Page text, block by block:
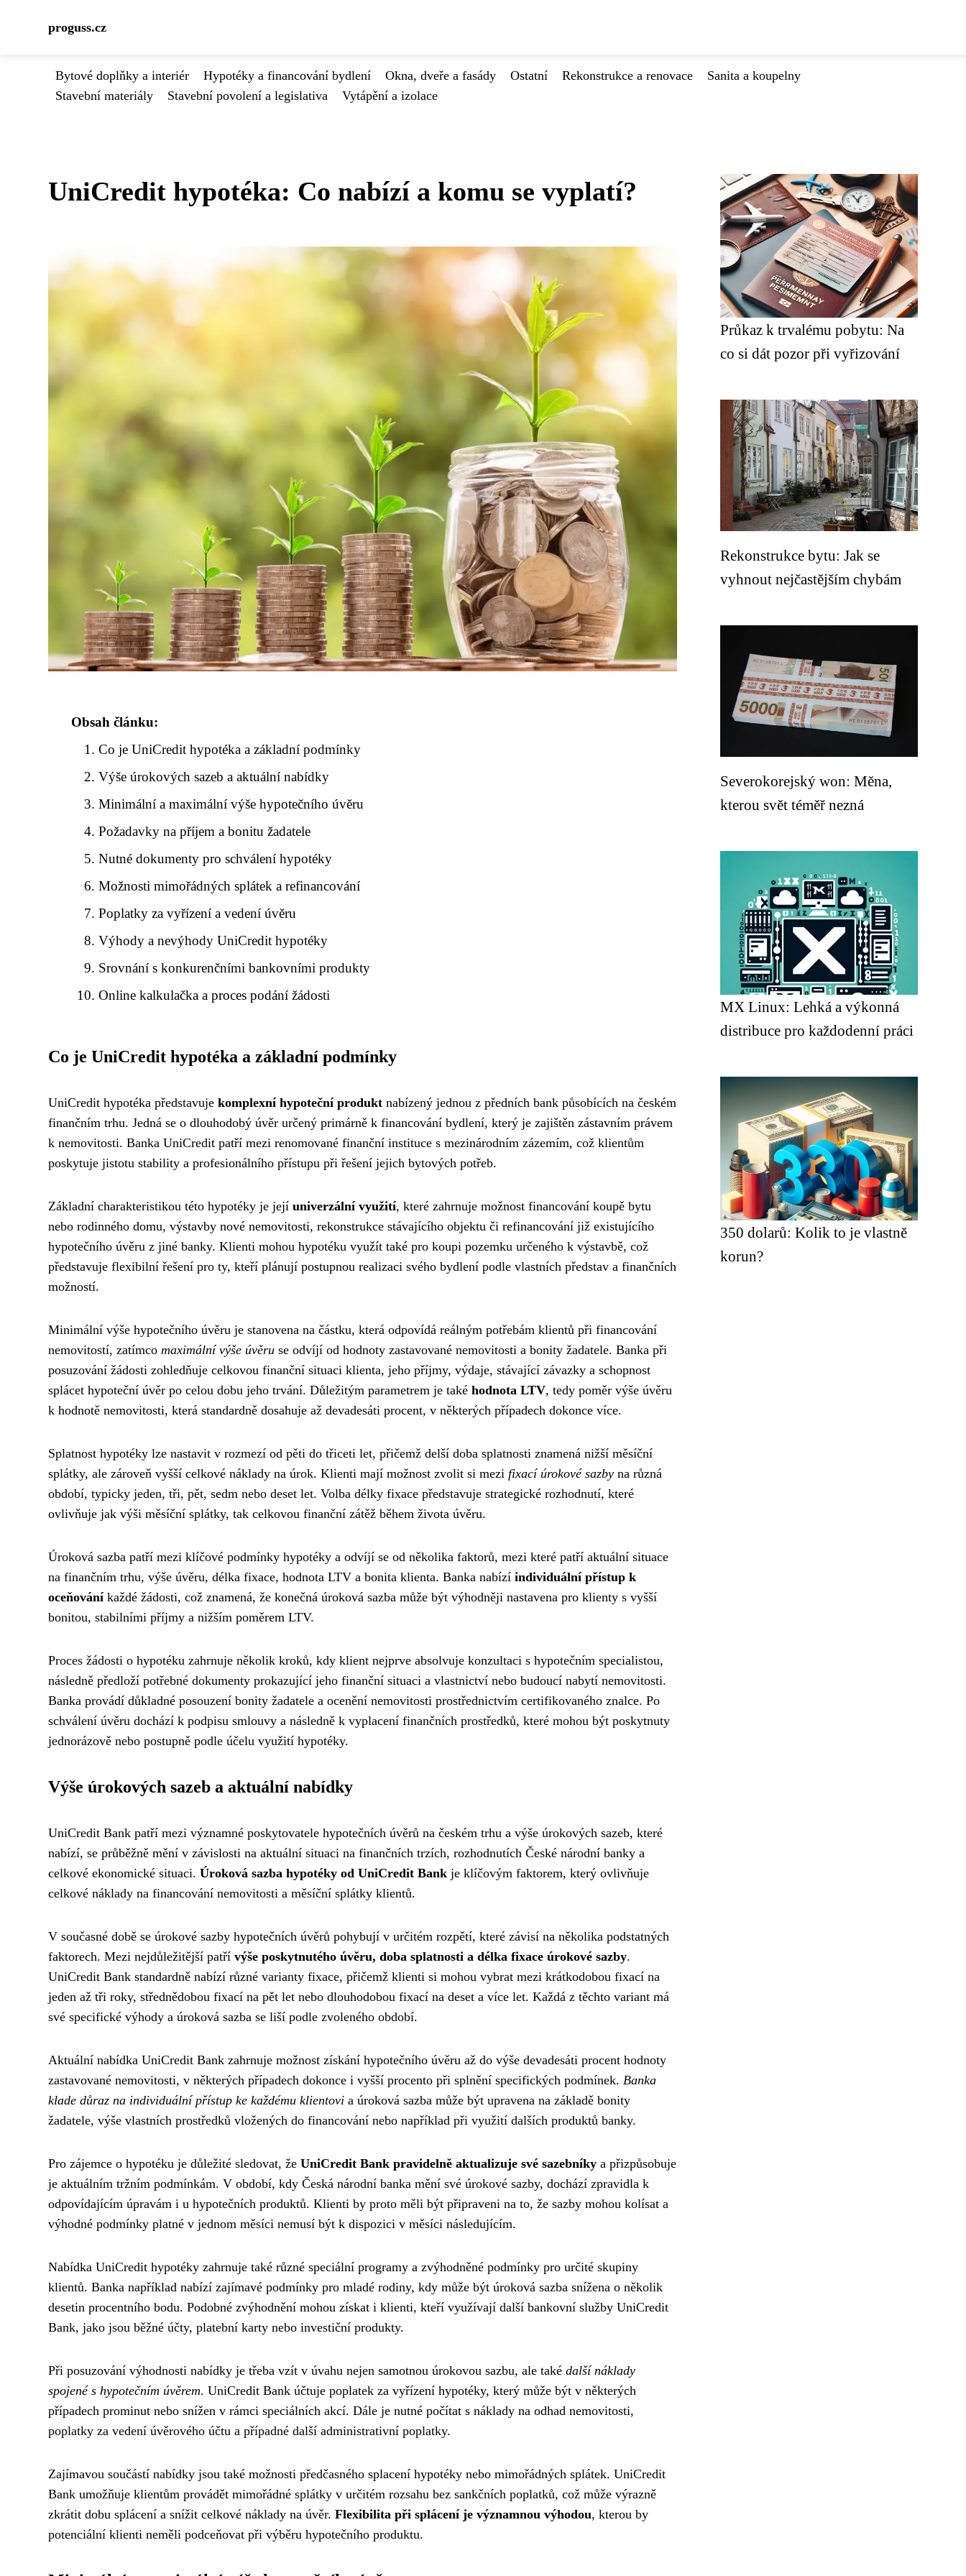
proguss.cz
Bytové doplňky a interiér Hypotéky a financování bydlení Okna, dveře a fasády Ostatní Rekonstrukce a renovace
Sanita a koupelny
Stavební materiály
Stavební povolení a legislativa Vytápění a izolace
UniCredit hypotéka: Co nabízí a komu se vyplatí?
Obsah článku:
Co je UniCredit hypotéka a základní podmínky
Výše úrokových sazeb a aktuální nabídky
Minimální a maximální výše hypotečního úvěru
Požadavky na příjem a bonitu žadatele
Nutné dokumenty pro schválení hypotéky
Možnosti mimořádných splátek a refinancování
Poplatky za vyřízení a vedení úvěru
Výhody a nevýhody UniCredit hypotéky
Srovnání s konkurenčními bankovními produkty
Online kalkulačka a proces podání žádosti
Co je UniCredit hypotéka a základní podmínky
UniCredit hypotéka představuje komplexní hypoteční produkt nabízený jednou z předních bank působících na českém
finančním trhu. Jedná se o dlouhodobý úvěr určený primárně k financování bydlení, který je zajištěn zástavním právem
k nemovitosti. Banka UniCredit patří mezi renomované finanční instituce s mezinárodním zázemím, což klientům
poskytuje jistotu stability a profesionálního přístupu při řešení jejich bytových potřeb.
Základní charakteristikou této hypotéky je její univerzální využití, které zahrnuje možnost financování koupě bytu
nebo rodinného domu, výstavby nové nemovitosti, rekonstrukce stávajícího objektu či refinancování již existujícího
hypotečního úvěru z jiné banky. Klienti mohou hypotéku využít také pro koupi pozemku určeného k výstavbě, což
představuje flexibilní řešení pro ty, kteří plánují postupnou realizaci svého bydlení podle vlastních představ a finančních
možností.
Minimální výše hypotečního úvěru je stanovena na částku, která odpovídá reálným potřebám klientů při financování
nemovitostí, zatímco maximální výše úvěru se odvíjí od hodnoty zastavované nemovitosti a bonity žadatele. Banka při
posuzování žádosti zohledňuje celkovou finanční situaci klienta, jeho příjmy, výdaje, stávající závazky a schopnost
splácet hypoteční úvěr po celou dobu jeho trvání. Důležitým parametrem je také hodnota LTV, tedy poměr výše úvěru
k hodnotě nemovitosti, která standardně dosahuje až devadesáti procent, v některých případech dokonce více.
Splatnost hypotéky lze nastavit v rozmezí od pěti do třiceti let, přičemž delší doba splatnosti znamená nižší měsíční
splátky, ale zároveň vyšší celkové náklady na úrok. Klienti mají možnost zvolit si mezi fixací úrokové sazby na různá
období, typicky jeden, tři, pět, sedm nebo deset let. Volba délky fixace představuje strategické rozhodnutí, které
ovlivňuje jak výši měsíční splátky, tak celkovou finanční zátěž během života úvěru.
Úroková sazba patří mezi klíčové podmínky hypotéky a odvíjí se od několika faktorů, mezi které patří aktuální situace
na finančním trhu, výše úvěru, délka fixace, hodnota LTV a bonita klienta. Banka nabízí individuální přístup k
oceňováníkaždé žádosti, což znamená, že konečná úroková sazba může být výhodněji nastavena pro klienty s vyšší
bonitou, stabilními příjmy a nižším poměrem LTV.
Proces žádosti o hypotéku zahrnuje několik kroků, kdy klient nejprve absolvuje konzultaci s hypotečním specialistou,
následně předloží potřebné dokumenty prokazující jeho finanční situaci a vlastnictví nebo budoucí nabytí nemovitosti.
Banka provádí důkladné posouzení bonity žadatele a ocenění nemovitosti prostřednictvím certifikovaného znalce. Po
schválení úvěru dochází k podpisu smlouvy a následně k vyplacení finančních prostředků, které mohou být poskytnuty
jednorázově nebo postupně podle účelu využití hypotéky.
Výše úrokových sazeb a aktuální nabídky
UniCredit Bank patří mezi významné poskytovatele hypotečních úvěrů na českém trhu a výše úrokových sazeb, které
nabízí, se průběžně mění v závislosti na aktuální situaci na finančních trzích, rozhodnutích České národní banky a
celkové ekonomické situaci. Úroková sazba hypotéky od UniCredit Bank je klíčovým faktorem, který ovlivňuje
celkové náklady na financování nemovitosti a měsíční splátky klientů.
V současné době se úrokové sazby hypotečních úvěrů pohybují v určitém rozpětí, které závisí na několika podstatných
faktorech. Mezi nejdůležitější patří výše poskytnutého úvěru, doba splatnosti a délka fixace úrokové sazby.
UniCredit Bank standardně nabízí různé varianty fixace, přičemž klienti si mohou vybrat mezi krátkodobou fixací na
jeden až tři roky, střednědobou fixací na pět let nebo dlouhodobou fixací na deset a více let. Každá z těchto variant má
své specifické výhody a úroková sazba se liší podle zvoleného období.
Aktuální nabídka UniCredit Bank zahrnuje možnost získání hypotečního úvěru až do výše devadesáti procent hodnoty
zastavované nemovitosti, v některých případech dokonce i vyšší procento při splnění specifických podmínek. Banka
klade důraz na individuální přístup ke každému klientovi a úroková sazba může být upravena na základě bonity
žadatele, výše vlastních prostředků vložených do financování nebo například při využití dalších produktů banky.
Pro zájemce o hypotéku je důležité sledovat, že UniCredit Bank pravidelně aktualizuje své sazebníky a přizpůsobuje
je aktuálním tržním podmínkám. V období, kdy Česká národní banka mění své úrokové sazby, dochází zpravidla k
odpovídajícím úpravám i u hypotečních produktů. Klienti by proto měli být připraveni na to, že sazby mohou kolísat a
výhodné podmínky platné v jednom měsíci nemusí být k dispozici v měsíci následujícím.
Nabídka UniCredit hypotéky zahrnuje také různé speciální programy a zvýhodněné podmínky pro určité skupiny
klientů. Banka například nabízí zajímavé podmínky pro mladé rodiny, kdy může být úroková sazba snížena o několik
desetin procentního bodu. Podobné zvýhodnění mohou získat i klienti, kteří využívají další bankovní služby UniCredit
Bank, jako jsou běžné účty, platební karty nebo investiční produkty.
Při posuzování výhodnosti nabídky je třeba vzít v úvahu nejen samotnou úrokovou sazbu, ale také další náklady
spojené s hypotečním úvěrem. UniCredit Bank účtuje poplatek za vyřízení hypotéky, který může být v některých
případech prominut nebo snížen v rámci speciálních akcí. Dále je nutné počítat s náklady na odhad nemovitosti,
poplatky za vedení úvěrového účtu a případné další administrativní poplatky.
Zajímavou součástí nabídky jsou také možnosti předčasného splacení hypotéky nebo mimořádných splátek. UniCredit
Bank umožňuje klientům provádět mimořádné splátky v určitém rozsahu bez sankčních poplatků, což může výrazně
zkrátit dobu splácení a snížit celkové náklady na úvěr. Flexibilita při splácení je významnou výhodou, kterou by
potenciální klienti neměli podceňovat při výběru hypotečního produktu.
Průkaz k trvalému pobytu: Na
co si dát pozor při vyřizování
Rekonstrukce bytu: Jak se
vyhnout nejčastějším chybám
Severokorejský won: Měna,
kterou svět téměř nezná
MX Linux: Lehká a výkonná
distribuce pro každodenní práci
350 dolarů: Kolik to je vlastně
korun?